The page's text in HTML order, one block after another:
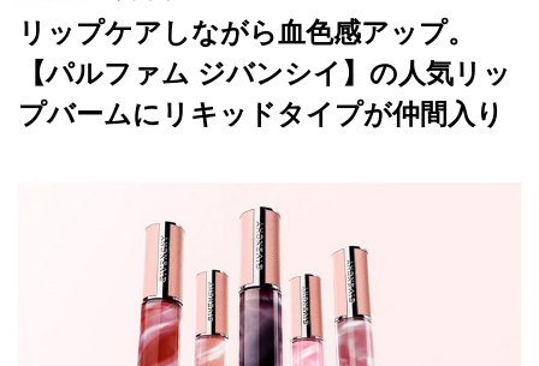
リップケアしながら血色感アップ。
【パルファム ジバンシイ】の人気リッ
プバームにリキッドタイプが仲間入り